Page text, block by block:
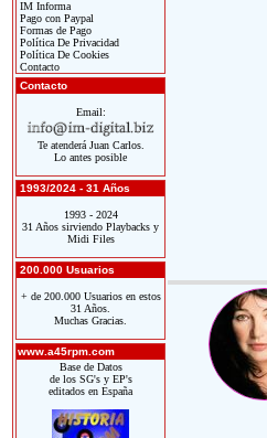
IM Informa
Pago con Paypal
Formas de Pago
Política De Privacidad
Política De Cookies
Contacto
Contacto
Email:
Te atenderá Juan Carlos.
Lo antes posible
1993/2024 - 31 Años
1993 - 2024
31 Años sirviendo Playbacks y
Midi Files
200.000 Usuarios
+ de 200.000 Usuarios en estos
31 Años.
Muchas Gracias.
www.a45rpm.com
Base de Datos
de los SG's y EP's
editados en España